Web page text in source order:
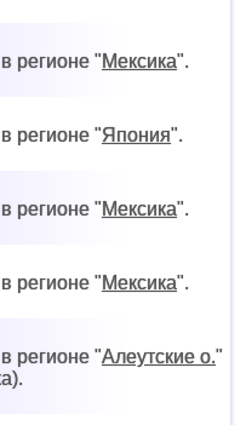
регионе "Мексика".
регионе "Япония".
регионе "Мексика".
регионе "Мексика".
регионе "Алеутские о."